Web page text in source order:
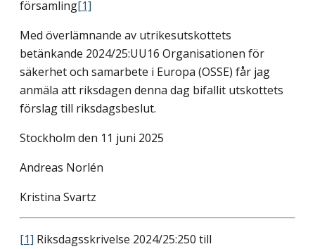
församling[1]
Med överlämnande av utrikesutskottets
betänkande 2024/25:UU16 Organisationen för
säkerhet och samarbete i Europa (OSSE) får jag
anmäla att riksdagen denna dag bifallit utskottets
förslag till riksdagsbeslut.
Stockholm den 11 juni 2025
Andreas Norlén
Kristina Svartz
[1] Riksdagsskrivelse 2024/25:250 till